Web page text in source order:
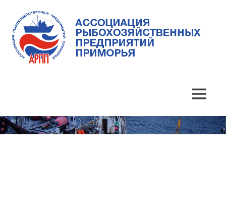
content
предприятий
MENU